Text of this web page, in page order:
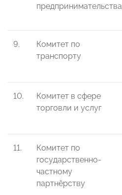
предпринимательства
9.
Комитет по
транспорту
10.
Комитет в сфере
торговли и услуг
11.
Комитет по
государственно-
частному
партнёрству